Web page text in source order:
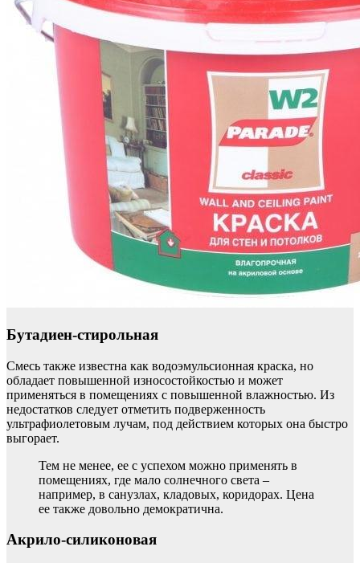
Бутадиен-стирольная
Смесь также известна как водоэмульсионная краска, но
обладает повышенной износостойкостью и может
применяться в помещениях с повышенной влажностью. Из
недостатков следует отметить подверженность
ультрафиолетовым лучам, под действием которых она быстро
выгорает.
Тем не менее, ее с успехом можно применять в
помещениях, где мало солнечного света –
например, в санузлах, кладовых, коридорах. Цена
ее также довольно демократична.
Акрило-силиконовая